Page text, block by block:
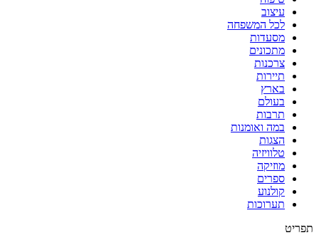
עיצוב
לכל המשפחה
מסעדות
מתכונים
צרכנות
תיירות
בארץ
בעולם
תרבות
במה ואומנות
הצגות
טלוויזיה
מוזיקה
ספרים
קולנוע
תערוכות
תפריט